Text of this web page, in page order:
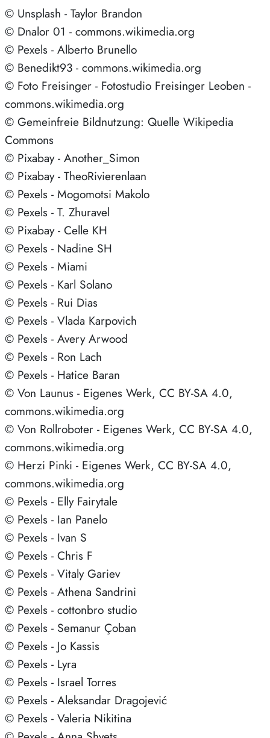
© Unsplash - Taylor Brandon
© Dnalor 01 - commons.wikimedia.org
© Pexels - Alberto Brunello
© Benedikt93 - commons.wikimedia.org
© Foto Freisinger - Fotostudio Freisinger Leoben -
commons.wikimedia.org
© Gemeinfreie Bildnutzung: Quelle Wikipedia
Commons
© Pixabay - Another_Simon
© Pixabay - TheoRivierenlaan
© Pexels - Mogomotsi Makolo
© Pexels - T. Zhuravel
© Pixabay - Celle KH
© Pexels - Nadine SH
© Pexels - Miami
© Pexels - Karl Solano
© Pexels - Rui Dias
© Pexels - Vlada Karpovich
© Pexels - Avery Arwood
© Pexels - Ron Lach
© Pexels - Hatice Baran
© Von Launus - Eigenes Werk, CC BY-SA 4.0,
commons.wikimedia.org
© Von Rollroboter - Eigenes Werk, CC BY-SA 4.0,
commons.wikimedia.org
© Herzi Pinki - Eigenes Werk, CC BY-SA 4.0,
commons.wikimedia.org
© Pexels - Elly Fairytale
© Pexels - Ian Panelo
© Pexels - Ivan S
© Pexels - Chris F
© Pexels - Vitaly Gariev
© Pexels - Athena Sandrini
© Pexels - cottonbro studio
© Pexels - Semanur Çoban
© Pexels - Jo Kassis
© Pexels - Lyra
© Pexels - Israel Torres
© Pexels - Aleksandar Dragojević
© Pexels - Valeria Nikitina